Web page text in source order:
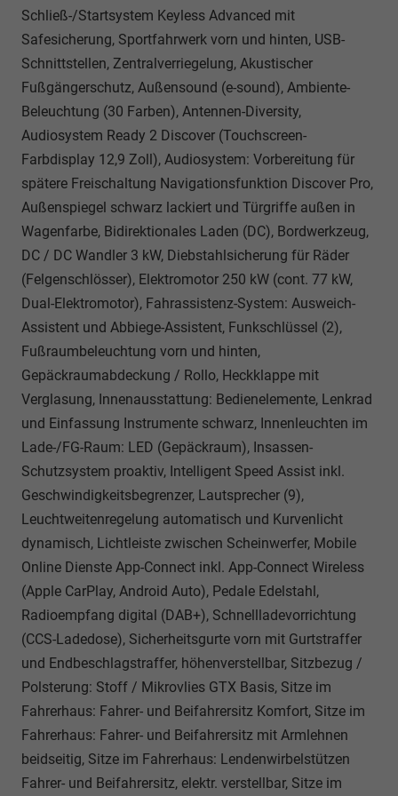
Schließ-/Startsystem Keyless Advanced mit
Safesicherung, Sportfahrwerk vorn und hinten, USB-
Schnittstellen, Zentralverriegelung, Akustischer
Fußgängerschutz, Außensound (e-sound), Ambiente-
Beleuchtung (30 Farben), Antennen-Diversity,
Audiosystem Ready 2 Discover (Touchscreen-
Farbdisplay 12,9 Zoll), Audiosystem: Vorbereitung für
spätere Freischaltung Navigationsfunktion Discover Pro,
Außenspiegel schwarz lackiert und Türgriffe außen in
Wagenfarbe, Bidirektionales Laden (DC), Bordwerkzeug,
DC / DC Wandler 3 kW, Diebstahlsicherung für Räder
(Felgenschlösser), Elektromotor 250 kW (cont. 77 kW,
Dual-Elektromotor), Fahrassistenz-System: Ausweich-
Assistent und Abbiege-Assistent, Funkschlüssel (2),
Fußraumbeleuchtung vorn und hinten,
Gepäckraumabdeckung / Rollo, Heckklappe mit
Verglasung, Innenausstattung: Bedienelemente, Lenkrad
und Einfassung Instrumente schwarz, Innenleuchten im
Lade-/FG-Raum: LED (Gepäckraum), Insassen-
Schutzsystem proaktiv, Intelligent Speed Assist inkl.
Geschwindigkeitsbegrenzer, Lautsprecher (9),
Leuchtweitenregelung automatisch und Kurvenlicht
dynamisch, Lichtleiste zwischen Scheinwerfer, Mobile
Online Dienste App-Connect inkl. App-Connect Wireless
(Apple CarPlay, Android Auto), Pedale Edelstahl,
Radioempfang digital (DAB+), Schnellladevorrichtung
(CCS-Ladedose), Sicherheitsgurte vorn mit Gurtstraffer
und Endbeschlagstraffer, höhenverstellbar, Sitzbezug /
Polsterung: Stoff / Mikrovlies GTX Basis, Sitze im
Fahrerhaus: Fahrer- und Beifahrersitz Komfort, Sitze im
Fahrerhaus: Fahrer- und Beifahrersitz mit Armlehnen
beidseitig, Sitze im Fahrerhaus: Lendenwirbelstützen
Fahrer- und Beifahrersitz, elektr. verstellbar, Sitze im